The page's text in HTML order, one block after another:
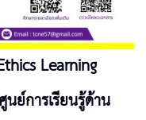
Learning
ย์การเรียนรู้ด้าน